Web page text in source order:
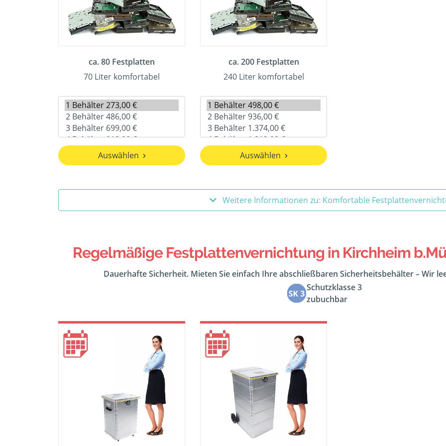
ca. 80 Festplatten
70 Liter komfortabel
Auswählen
ca. 200 Festplatten
240 Liter komfortabel
Auswählen
Weitere Informationen zu: Komfortable
Regelmäßige Festplattenvernichtung in Kirchheim
Dauerhafte Sicherheit. Mieten Sie einfach Ihre abschließbaren Sicherheitsbehälter – Wir
Schutzklasse 3
zubuchbar